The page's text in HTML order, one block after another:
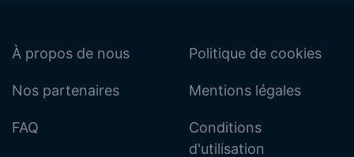
À propos de nous
Nos partenaires
FAQ
Politique de cookies
Mentions légales
Conditions
d'utilisation